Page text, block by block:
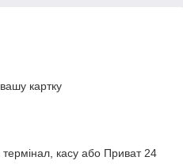
картку
касу або Приват 24